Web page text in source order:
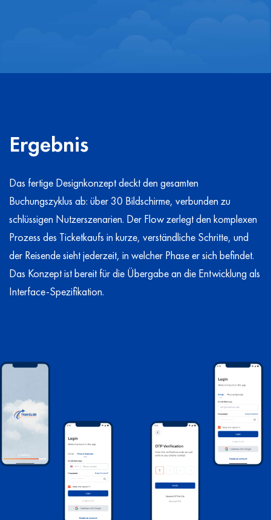
Ergebnis
Das fertige Designkonzept deckt den gesamten
Buchungszyklus ab: über 30 Bildschirme, verbunden zu
schlüssigen Nutzerszenarien. Der Flow zerlegt den komplexen
Prozess des Ticketkaufs in kurze, verständliche Schritte, und
der Reisende sieht jederzeit, in welcher Phase er sich befindet.
Das Konzept ist bereit für die Übergabe an die Entwicklung als
Interface-Spezifikation.